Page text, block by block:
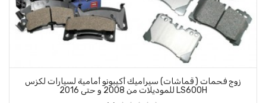
أكيبونو أمامية لسيارات لكزس